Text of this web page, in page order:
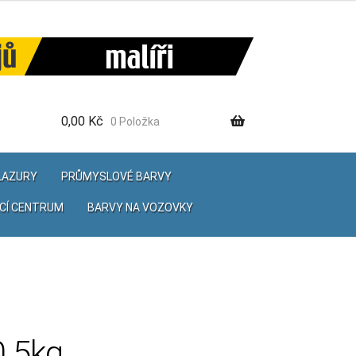
0,00 Kč 0 Položka
PRŮMYSLOVÉ BARVY
CENTRUM BARVY NA VOZOVKY